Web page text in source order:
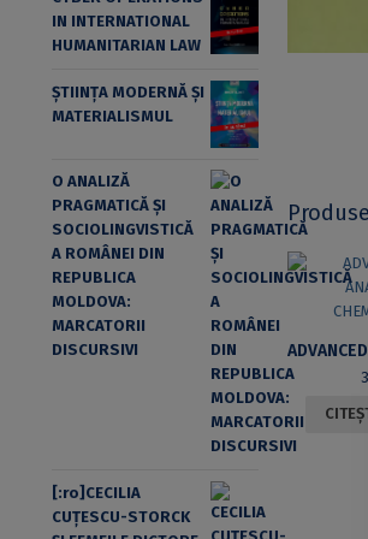
IN INTERNATIONAL
HUMANITARIAN LAW
ȘTIINȚA MODERNĂ ȘI
MATERIALISMUL
O ANALIZĂ
PRAGMATICĂ ȘI
SOCIOLINGVISTICĂ
A ROMÂNEI DIN
REPUBLICA
MOLDOVA:
MARCATORII
DISCURSIVI
[:ro]CECILIA
CUŢESCU-STORCK